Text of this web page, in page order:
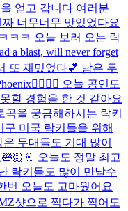
얻고 갑니다 여러분
너무너무 맛있었다요
ㅋㅋ 오늘 보러 오는 락
a blast, will never forget
또 재밌었다💕 남은 두
오늘 공연도
할 경험을 한 것 같아요
을 궁금해하시는 락키
구 미국 락키들을 위해
무대들도 기대 많이
오늘도 정말 최고
락키들도 많이 만날수
번 오늘도 고마웠어요
샷으로 찍다가 찍어도